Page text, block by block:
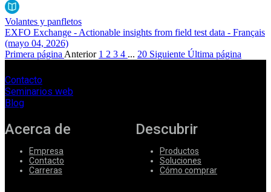
Volantes y panfletos
EXFO Exchange - Actionable insights from field test data - Français
(mayo 04, 2026)
Primera página Anterior 1 2 3 4 ... 20 Siguiente Última página
Contacto
Seminarios web
Blog
Acerca de
Empresa
Contacto
Carreras
Descubrir
Productos
Soluciones
Cómo comprar